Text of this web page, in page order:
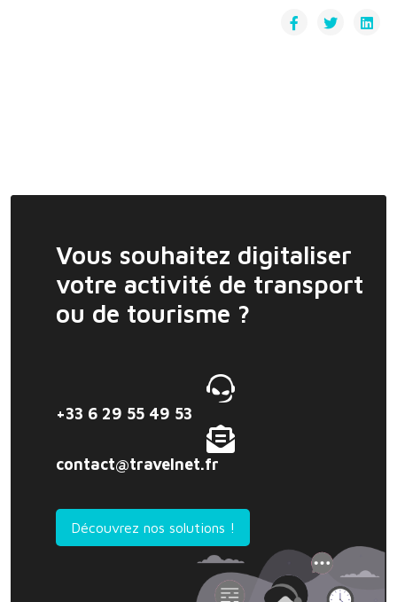
Vous souhaitez digitaliser
votre activité de transport
ou de tourisme ?
+33 6 29 55 49 53
contact@travelnet.fr
Découvrez nos solutions !